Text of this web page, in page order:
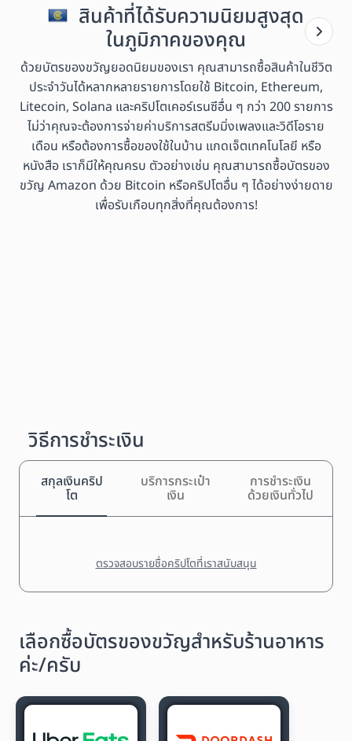
สินค้าที่ได้รับความนิยมสูงสุด
ในภูมิภาคของคุณ
ด้วยบัตรของขวัญยอดนิยมของเรา คุณสามารถซื้อสินค้าในชีวิต
ประจำวันได้หลากหลายรายการโดยใช้ Bitcoin, Ethereum,
Litecoin, Solana และคริปโตเคอร์เรนซีอื่น ๆ กว่า 200 รายการ
ไม่ว่าคุณจะต้องการจ่ายค่าบริการสตรีมมิ่งเพลงและวิดีโอราย
เดือน หรือต้องการซื้อของใช้ในบ้าน แกดเจ็ตเทคโนโลยี หรือ
หนังสือ เราก็มีให้คุณครบ ตัวอย่างเช่น คุณสามารถซื้อบัตรของ
ขวัญ Amazon ด้วย Bitcoin หรือคริปโตอื่น ๆ ได้อย่างง่ายดาย
เพื่อรับเกือบทุกสิ่งที่คุณต้องการ!
วิธีการชำระเงิน
สกุลเงินคริป
โต
บริการกระเป๋า
เงิน
การชำระเงิน
ด้วยเงินทั่วไป
ตรวจสอบรายชื่อคริปโตที่เราสนับสนุน
เลือกซื้อบัตรของขวัญสำหรับร้านอาหาร
ค่ะ/ครับ